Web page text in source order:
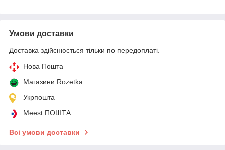
Умови доставки
Доставка здійснюється тільки по передоплаті.
Нова Пошта
Магазини Rozetka
Укрпошта
Meest ПОШТА
Всі умови доставки